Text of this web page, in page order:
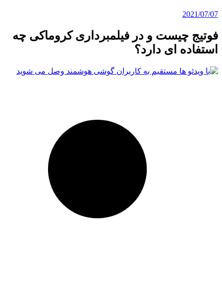
2021/07/07
فوتیج چیست و در فیلمبرداری کروماکی چه
استفاده ای دارد؟